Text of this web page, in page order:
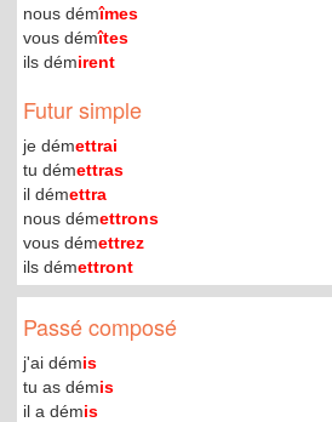
nous démîmes
vous démîtes
ils démirent
Futur simple
je démettrai
tu démettras
il démettra
nous démettrons
vous démettrez
ils démettront
Passé composé
j'ai démis
tu as démis
il a démis